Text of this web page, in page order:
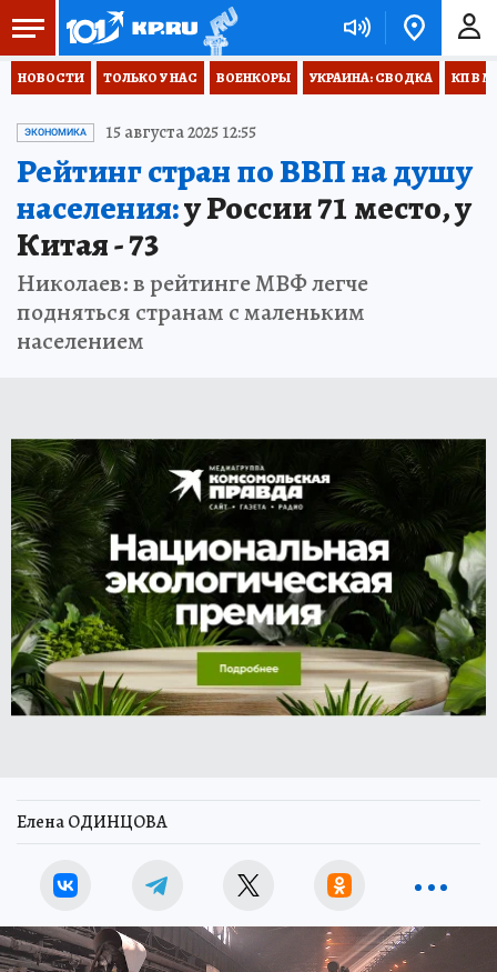
НОВОСТИ ТОЛЬКО У НАС ВОЕНКОРЫ УКРАИНА: СВОДКА КП В
ЭКОНОМИКА 15 августа 2025 12:55
Рейтинг стран по ВВП на душу
населения:у России 71 место, у
Китая - 73
Николаев: в рейтинге МВФ легче
подняться странам с маленьким
населением
Елена ОДИНЦОВА